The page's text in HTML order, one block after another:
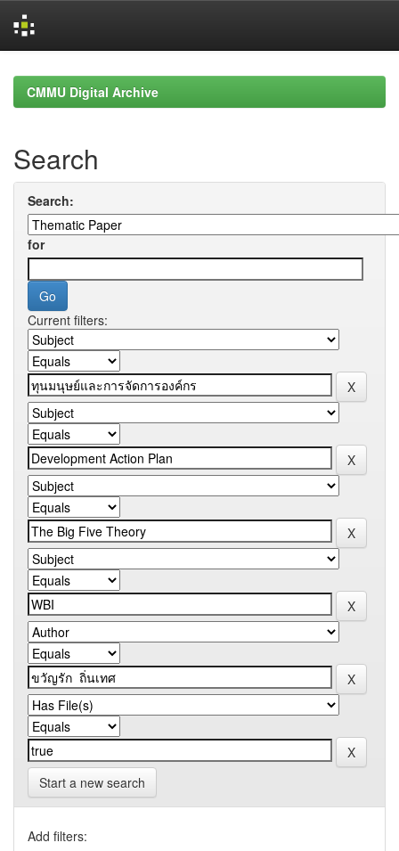
navigationCMMU Digital Archive
Search
Search:
for
Current filters:
Start a new search
Add filters: